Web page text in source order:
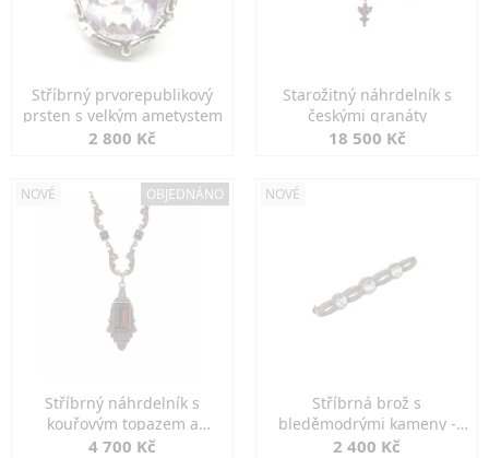
Stříbrný prvorepublikový
prsten s velkým ametystem
2 800 Kč
Starožitný náhrdelník s
českými granáty
18 500 Kč
NOVÉ OBJEDNÁNO
Stříbrný náhrdelník s
kouřovým topazem a
markazity
4 700 Kč
NOVÉ
Stříbrná brož s
bleděmodrými kameny -
jemná elegance
2 400 Kč